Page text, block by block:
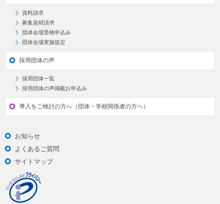
資料請求
募集資材請求
団体会場受検申込み
団体会場実施規定
採用団体の声
採用団体一覧
採用団体の声掲載お申込み
導入をご検討の方へ（団体・学校関係者の方へ）
お知らせ
よくあるご質問
サイトマップ